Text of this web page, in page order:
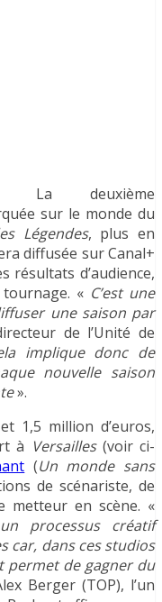
La deuxième
sur le monde du
Légendes, plus en
diffusée sur Canal+
résultats d’audience,
« C’est une
une saison par
de l’Unité de
implique donc de
nouvelle saison
».
1,5 million d’euros,
à Versailles (voir ci-
(Un monde sans
de scénariste, de
metteur en scène. «
processus créatif
car, dans ces studios
permet de gagner du
Berger (TOP), l’un